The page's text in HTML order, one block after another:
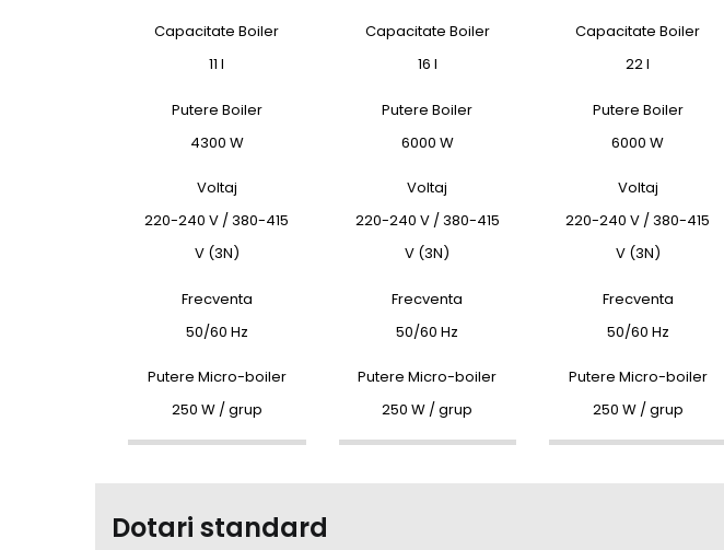
Capacitate Boiler
11 l
Putere Boiler
4300 W
Voltaj
220-240 V / 380-415
V (3N)
Frecventa
50/60 Hz
Putere Micro-boiler
250 W / grup
Capacitate Boiler
16 l
Putere Boiler
6000 W
Voltaj
220-240 V / 380-415
V (3N)
Frecventa
50/60 Hz
Putere Micro-boiler
250 W / grup
Capacitate Boiler
22 l
Putere Boiler
6000 W
Voltaj
220-240 V / 380-415
V (3N)
Frecventa
50/60 Hz
Putere Micro-boiler
250 W / grup
Dotari standard